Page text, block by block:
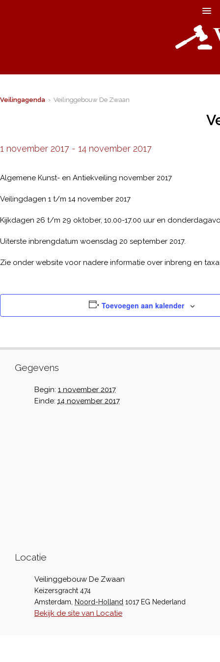
Veilingagenda › Veilinggebouw De Zwaan
1 november 2017 - 14 november 2017
Algemene Kunst- en Antiekveiling november 2017
Veilingdagen 1 t/m 14 november 2017
Kijkdagen 26 t/m 29 oktober, 10.00-17.00 uur en
Uiterste inbrengdatum woensdag 20 september 2017.
Zie onder website voor nadere informatie over inbreng en
Toevoegen aan kalender
Gegevens
Begin: 1 november 2017
Einde: 14 november 2017
Locatie
Veilinggebouw De Zwaan
Keizersgracht 474
Amsterdam
Noord-Holland 1017 EG Nederland
Bekijk de site van Locatie